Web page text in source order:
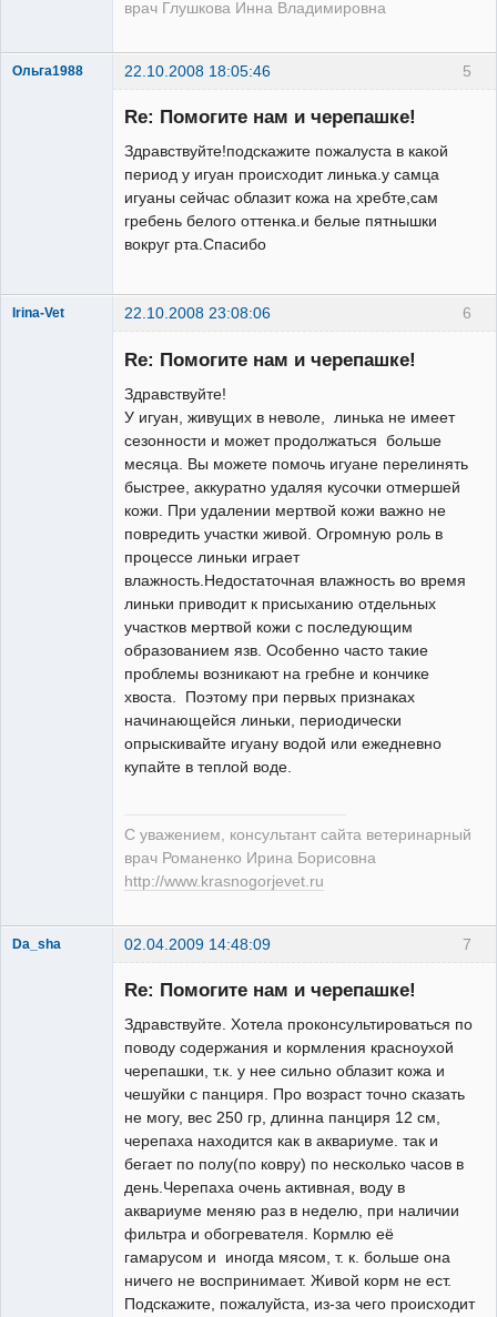
врач Глушкова Инна Владимировна
5
Ольга1988 22.10.2008 18:05:46
Зарегистрированный
Re: Помогите нам и черепашке!
Здравствуйте!подскажите пожалуста в какой
период у игуан происходит линька.у самца
игуаны сейчас облазит кожа на хребте,сам
гребень белого оттенка.и белые пятнышки
вокруг рта.Спасибо
6
Irina-Vet 22.10.2008 23:08:06
Re: Помогите нам и черепашке!
Здравствуйте!
У игуан, живущих в неволе, линька не имеет
сезонности и может продолжаться больше
месяца. Вы можете помочь игуане перелинять
быстрее, аккуратно удаляя кусочки отмершей
кожи. При удалении мертвой кожи важно не
повредить участки живой. Огромную роль в
процессе линьки играет
влажность.Недостаточная влажность во время
линьки приводит к присыханию отдельных
участков мертвой кожи с последующим
образованием язв. Особенно часто такие
проблемы возникают на гребне и кончике
хвоста. Поэтому при первых признаках
начинающейся линьки, периодически
опрыскивайте игуану водой или ежедневно
купайте в теплой воде.
С уважением, консультант сайта ветеринарный
врач Романенко Ирина Борисовна
http://www.krasnogorjevet.ru
7
Da_sha 02.04.2009 14:48:09
Зарегистрированный
Re: Помогите нам и черепашке!
Здравствуйте. Хотела проконсультироваться по
поводу содержания и кормления красноухой
черепашки, т.к. у нее сильно облазит кожа и
чешуйки с панциря. Про возраст точно сказать
не могу, вес 250 гр, длинна панциря 12 см,
черепаха находится как в аквариуме. так и
бегает по полу(по ковру) по несколько часов в
день.Черепаха очень активная, воду в
аквариуме меняю раз в неделю, при наличии
фильтра и обогревателя. Кормлю её
гамарусом и иногда мясом, т. к. больше она
ничего не воспринимает. Живой корм не ест.
Подскажите, пожалуйста, из-за чего происходит